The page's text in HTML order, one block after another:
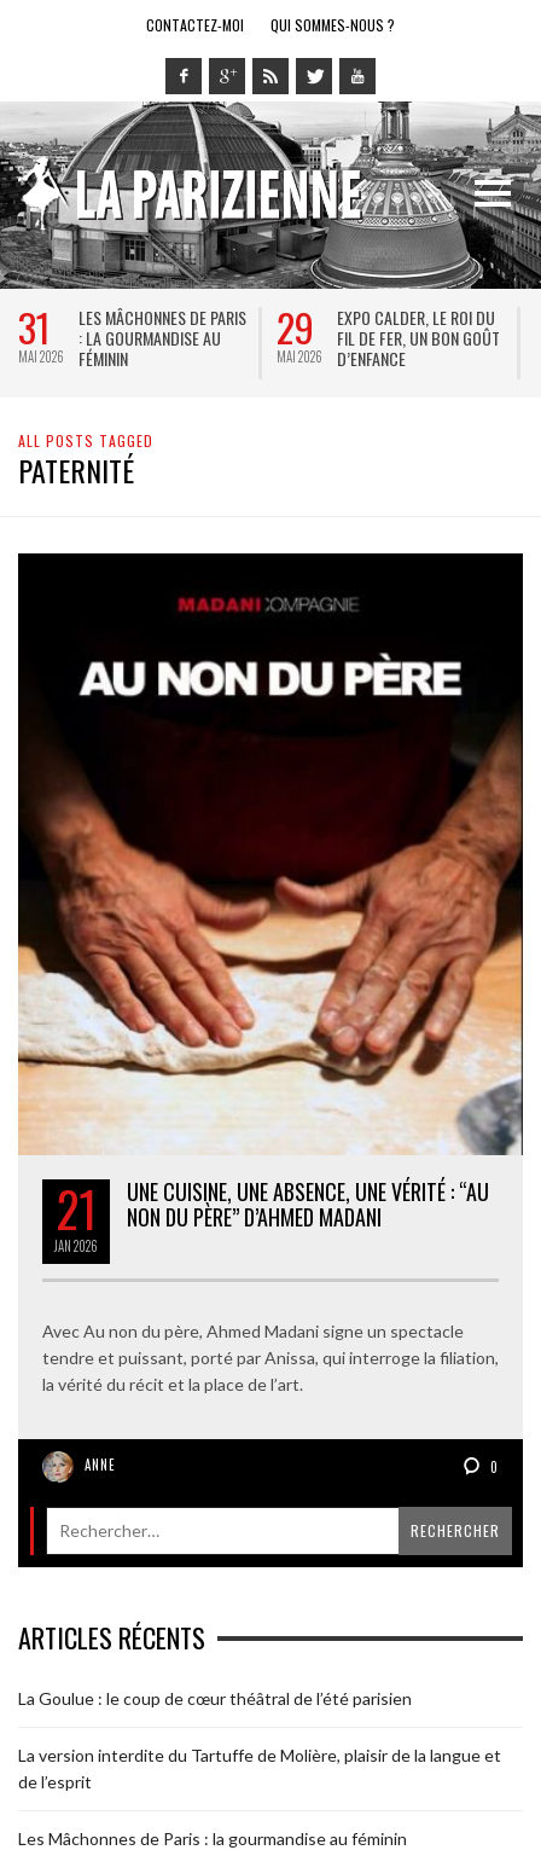
CONTACTEZ-MOI QUI SOMMES-NOUS ?
31
MAI 2026
LES MÂCHONNES DE PARIS
: LA GOURMANDISE AU
FÉMININ
29
MAI 2026
EXPO CALDER, LE ROI DU
FIL DE FER, UN BON GOÛT
D’ENFANCE
ALL POSTS TAGGED
PATERNITÉ
21
JAN2026
UNE CUISINE, UNE ABSENCE, UNE VÉRITÉ : “AU
NON DU PÈRE” D’AHMED MADANI
Avec Au non du père, Ahmed Madani signe un spectacle
tendre et puissant, porté par Anissa, qui interroge la filiation,
la vérité du récit et la place de l’art.
ANNE 0
ARTICLES RÉCENTS
La Goulue : le coup de cœur théâtral de l’été parisien
La version interdite du Tartuffe de Molière, plaisir de la langue et
de l’esprit
Les Mâchonnes de Paris : la gourmandise au féminin